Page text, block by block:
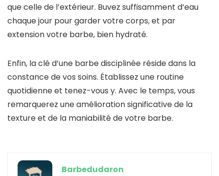
que celle de l’extérieur. Buvez suffisamment d’eau
chaque jour pour garder votre corps, et par
extension votre barbe, bien hydraté.
Enfin, la clé d’une barbe disciplinée réside dans la
constance de vos soins. Établissez une routine
quotidienne et tenez-vous y. Avec le temps, vous
remarquerez une amélioration significative de la
texture et de la maniabilité de votre barbe.
Barbedudaron